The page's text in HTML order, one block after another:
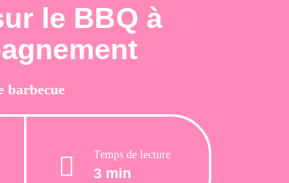
le BBQ à
barbecue
Temps de lecture
3 min